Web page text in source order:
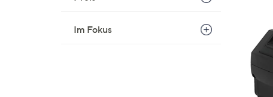
Im Fokus